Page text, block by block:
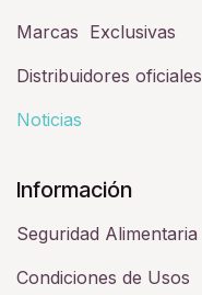
Marcas Exclusivas
Distribuidores oficiales
Noticias
Información
Seguridad Alimentaria
Condiciones de Usos